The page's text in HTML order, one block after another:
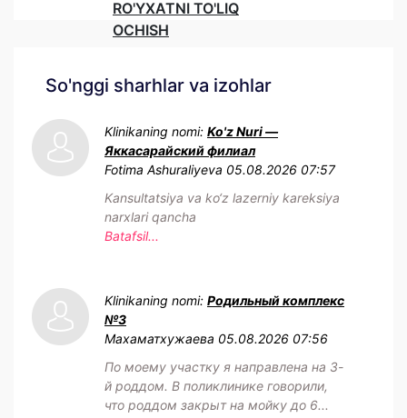
RO'YXATNI TO'LIQ
OCHISH
So'nggi sharhlar va izohlar
Klinikaning nomi: Ko'z Nuri —
Яккасарайский филиал
Fotima Ashuraliyeva 05.08.2026 07:57
Kansultatsiya va ko‘z lazerniy kareksiya
narxlari qancha
Batafsil...
Klinikaning nomi: Родильный комплекс
№3
Махаматхужаева 05.08.2026 07:56
По моему участку я направлена на 3-
й роддом. В поликлинике говорили,
что роддом закрыт на мойку до 6...